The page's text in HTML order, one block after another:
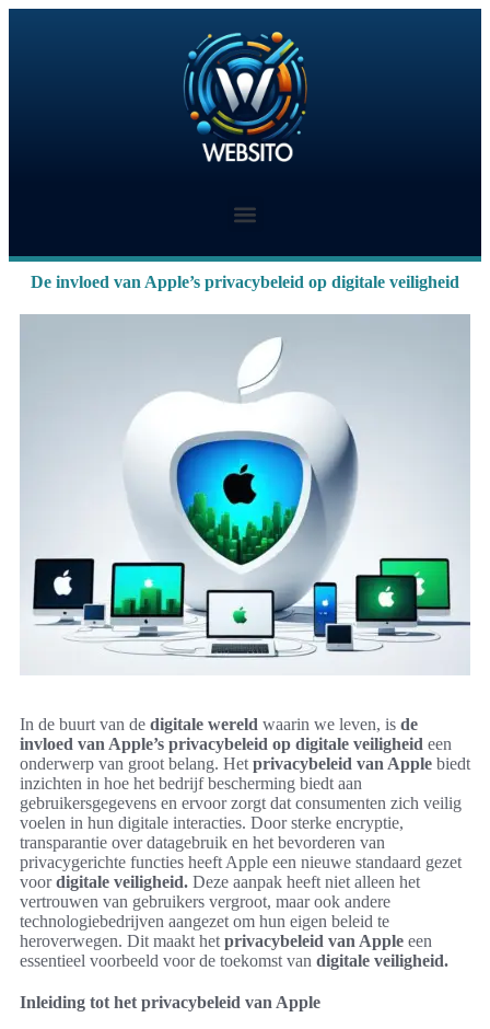
De invloed van Apple’s privacybeleid op digitale veiligheid
In de buurt van de digitale wereld waarin we leven, is de
invloed van Apple’s privacybeleid op digitale veiligheid een
onderwerp van groot belang. Het privacybeleid van Apple biedt
inzichten in hoe het bedrijf bescherming biedt aan
gebruikersgegevens en ervoor zorgt dat consumenten zich veilig
voelen in hun digitale interacties. Door sterke encryptie,
transparantie over datagebruik en het bevorderen van
privacygerichte functies heeft Apple een nieuwe standaard gezet
voordigitale veiligheid. Deze aanpak heeft niet alleen het
vertrouwen van gebruikers vergroot, maar ook andere
technologiebedrijven aangezet om hun eigen beleid te
heroverwegen. Dit maakt het privacybeleid van Apple een
essentieel voorbeeld voor de toekomst van digitale veiligheid.
Inleiding tot het privacybeleid van Apple